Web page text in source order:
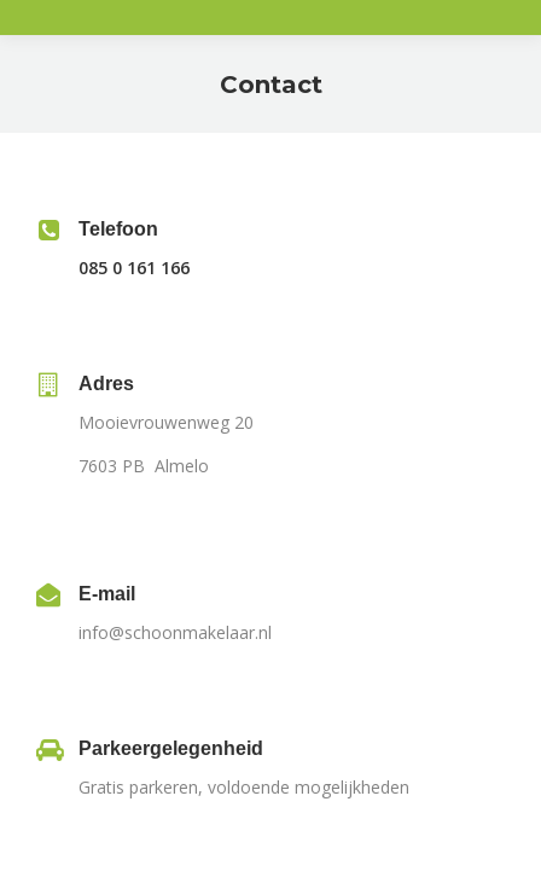
Contact
Telefoon
085 0 161 166
Adres
Mooievrouwenweg 20
7603 PB Almelo
E-mail
info@schoonmakelaar.nl
Parkeergelegenheid
Gratis parkeren, voldoende mogelijkheden